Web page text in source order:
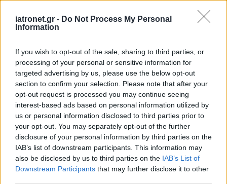
iatronet.gr - Do Not Process My Personal
Information
If you wish to opt-out of the sale, sharing to third parties, or
processing of your personal or sensitive information for
targeted advertising by us, please use the below opt-out
section to confirm your selection. Please note that after your
opt-out request is processed you may continue seeing
interest-based ads based on personal information utilized by
us or personal information disclosed to third parties prior to
your opt-out. You may separately opt-out of the further
disclosure of your personal information by third parties on the
IAB’s list of downstream participants. This information may
also be disclosed by us to third parties on the IAB’s List of
Downstream Participants that may further disclose it to other
Προκλήσεις σε άτομα με
μελέτη]
Η Χρ. Κράββαρη
συντονίστρια της
Ομάδας Εργασίας για το
Εθνικό Σχέδιο Δράσης
Κατά του Καρκίνου
Συνδυασμένη θεραπεία